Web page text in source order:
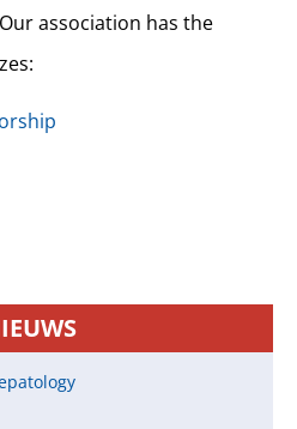
association has the